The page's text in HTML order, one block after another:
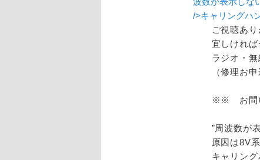
ご視聴あり
宜しければ
ラジオ・
（修理お
※※ お問い
”周波数が
原因は8V
キャリン